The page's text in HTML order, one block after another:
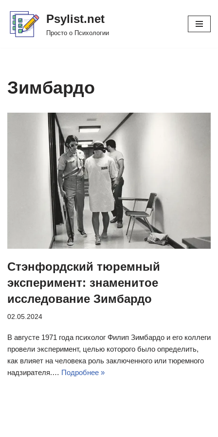
Перейти
Psylist.net
Просто о Психологии
Зимбардо
Стэнфордский тюремный
эксперимент: знаменитое
исследование Зимбардо
02.05.2024
В августе 1971 года психолог Филип Зимбардо и его коллеги
провели эксперимент, целью которого было определить,
как влияет на человека роль заключенного или тюремного
надзирателя.… Подробнее »